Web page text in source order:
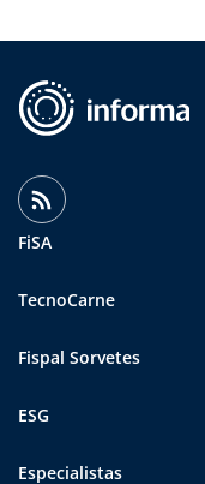
FiSA
TecnoCarne
Fispal Sorvetes
ESG
Especialistas